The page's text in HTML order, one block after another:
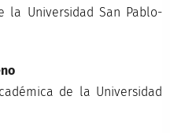
la Universidad San Pablo-
de la Universidad